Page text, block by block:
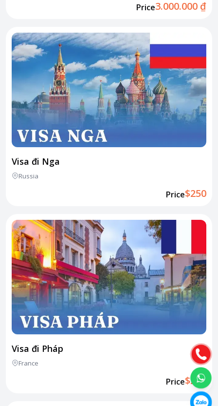
Price3.000.000 ₫
Visa đi Nga
Russia
Price$250
Visa đi Pháp
France
Price$260